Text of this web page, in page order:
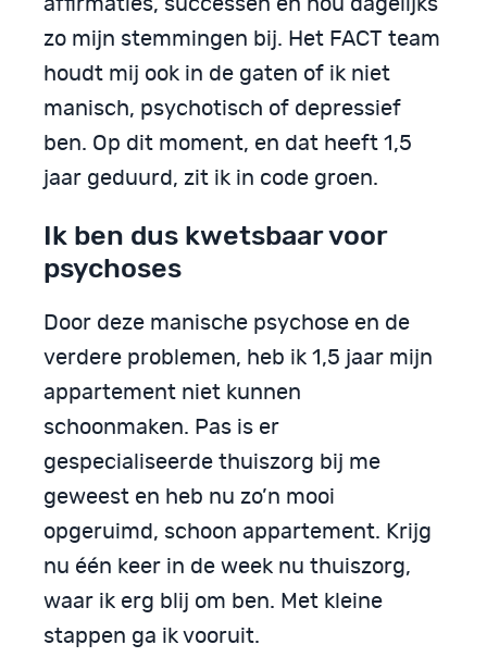
zo mijn stemmingen bij. Het FACT team
houdt mij ook in de gaten of ik niet
manisch, psychotisch of depressief
ben. Op dit moment, en dat heeft 1,5
jaar geduurd, zit ik in code groen.
Ik ben dus kwetsbaar voor
psychoses
Door deze manische psychose en de
verdere problemen, heb ik 1,5 jaar mijn
appartement niet kunnen
schoonmaken. Pas is er
gespecialiseerde thuiszorg bij me
geweest en heb nu zo’n mooi
opgeruimd, schoon appartement. Krijg
nu één keer in de week nu thuiszorg,
waar ik erg blij om ben. Met kleine
stappen ga ik vooruit.